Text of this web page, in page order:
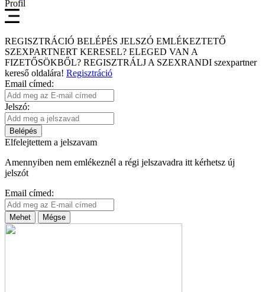
Profil
REGISZTRÁCIÓ BELÉPÉS JELSZÓ EMLÉKEZTETŐ
SZEXPARTNERT KERESEL? ELEGED VAN A
FIZETŐSÖKBŐL? REGISZTRÁLJ A SZEXRANDI szexpartner
kereső oldalára! Regisztráció
Email címed:
Jelszó:
Belépés
Elfelejtettem a jelszavam
Amennyiben nem emlékeznél a régi jelszavadra itt kérhetsz új
jelszót
Email címed:
Mehet Mégse